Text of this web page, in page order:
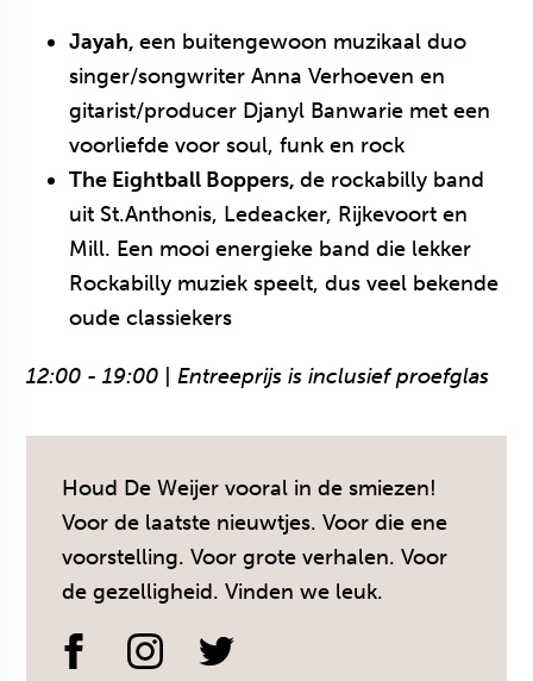
Jayah, een buitengewoon muzikaal duo
singer/songwriter Anna Verhoeven en
gitarist/producer Djanyl Banwarie met een
voorliefde voor soul, funk en rock
The Eightball Boppers, de rockabilly band
uit St.Anthonis, Ledeacker, Rijkevoort en
Mill. Een mooi energieke band die lekker
Rockabilly muziek speelt, dus veel bekende
oude classiekers
12:00 - 19:00 | Entreeprijs is inclusief proefglas
Houd De Weijer vooral in de smiezen!
Voor de laatste nieuwtjes. Voor die ene
voorstelling. Voor grote verhalen. Voor
de gezelligheid. Vinden we leuk.